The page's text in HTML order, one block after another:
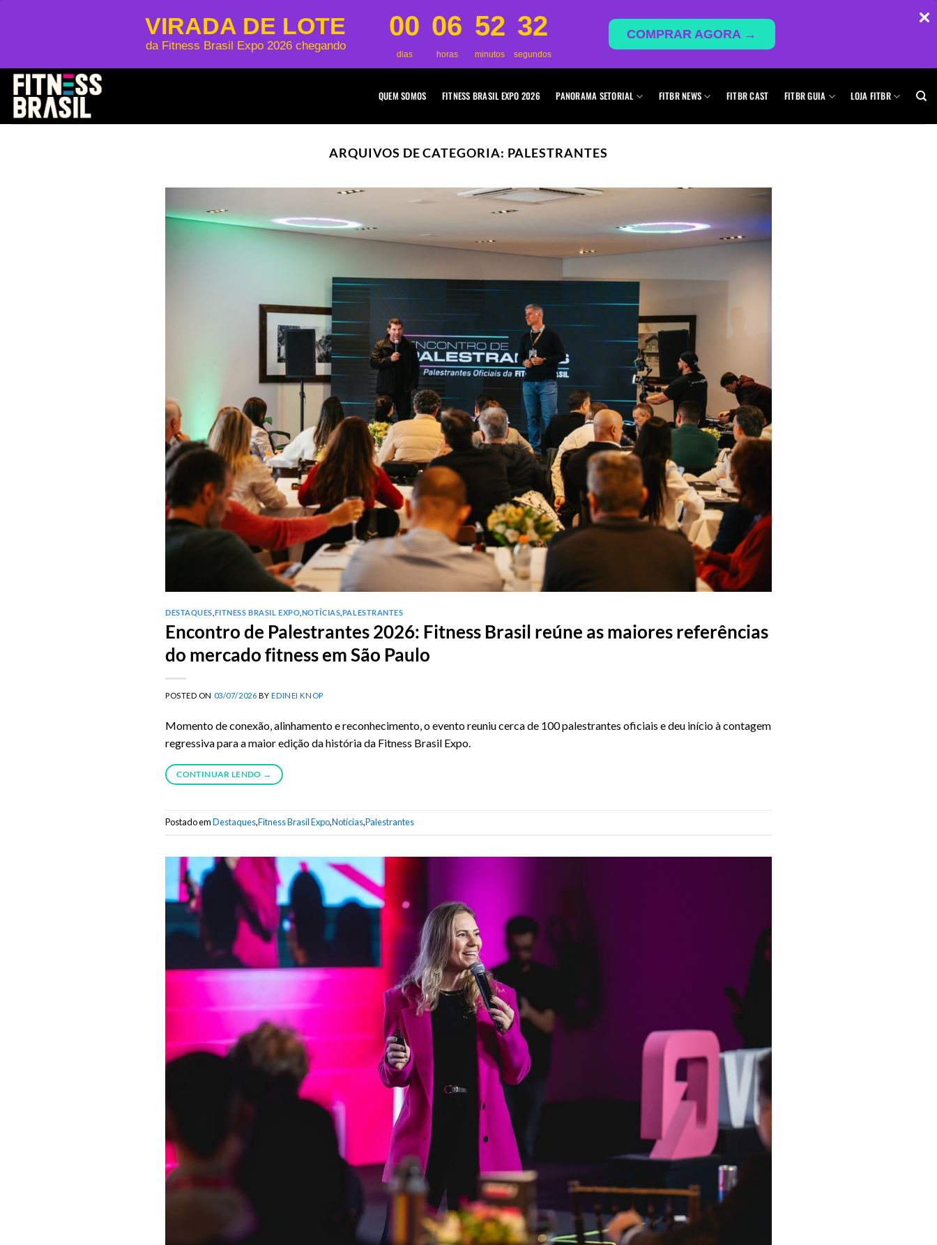
VIRADA DE LOTE
da Fitness Brasil Expo 2026 chegando
00
dias
06
horas
52
minutos
31
segundos
COMPRAR AGORA →
Skip
content
QUEM SOMOS FITNESS BRASIL EXPO 2026 PANORAMA SETORIAL FITBR NEWS FITBR CAST FITBR GUIA LOJA FITBR
ARQUIVOS DE CATEGORIA: PALESTRANTES
DESTAQUES FITNESS BRASIL EXPO NOTÍCIAS PALESTRANTES
Encontro de Palestrantes 2026: Fitness Brasil reúne as maiores referências
do mercado fitness em São Paulo
POSTED ON 03/07/2026 BYEDINEI KNOP
Momento de conexão, alinhamento e reconhecimento, o evento reuniu cerca de 100 palestrantes oficiais e deu início à contagem
regressiva para a maior edição da história da Fitness Brasil Expo.
CONTINUAR LENDO →
Postado emDestaques,Fitness Brasil Expo,Notícias,Palestrantes